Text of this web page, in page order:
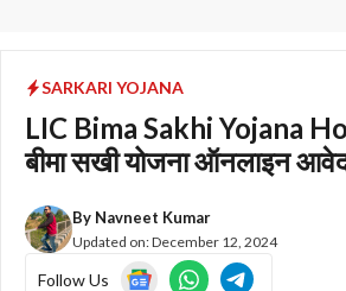
SARKARI YOJANA
LIC Bima Sakhi Yojana
बीमा सखी योजना ऑनलाइन
By Navneet Kumar
Updated on:December 12, 2024
Follow Us